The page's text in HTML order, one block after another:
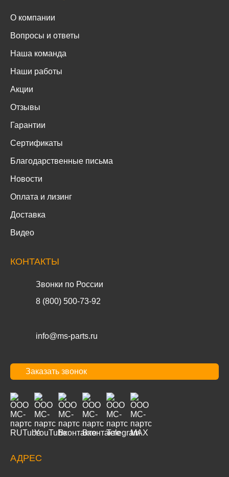
О компании
Вопросы и ответы
Наша команда
Наши работы
Акции
Отзывы
Гарантии
Сертификаты
Благодарственные письма
Новости
Оплата и лизинг
Доставка
Видео
КОНТАКТЫ
Звонки по России
8 (800) 500-73-92
info@ms-parts.ru
Заказать звонок
АДРЕС